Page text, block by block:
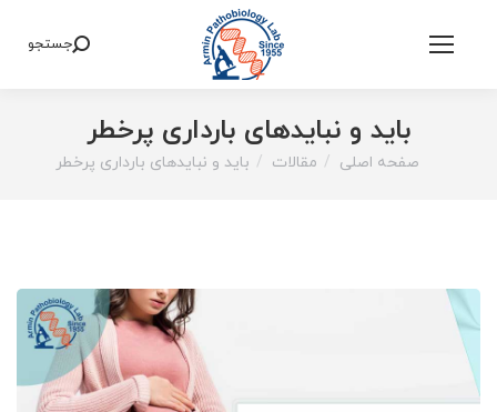
Search:
جستجو
باید و نباید‌های بارداری پرخطر
You are here:
صفحه اصلی مقالات باید و نباید‌های بارداری پرخطر